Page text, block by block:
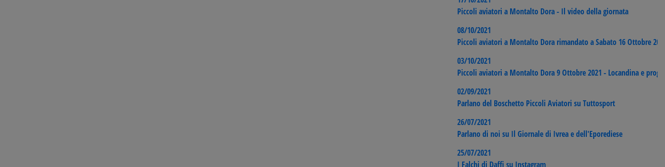
Piccoli aviatori a Montalto Dora - Il video della giornata
08/10/2021
Piccoli aviatori a Montalto Dora rimandato a Sabato 16 Ottobre
03/10/2021
Piccoli aviatori a Montalto Dora 9 Ottobre 2021 - Locandina e
02/09/2021
Parlano del Boschetto Piccoli Aviatori su Tuttosport
26/07/2021
Parlano di noi su Il Giornale di Ivrea e dell'Eporediese
25/07/2021
I Falchi di Daffi su Instagram